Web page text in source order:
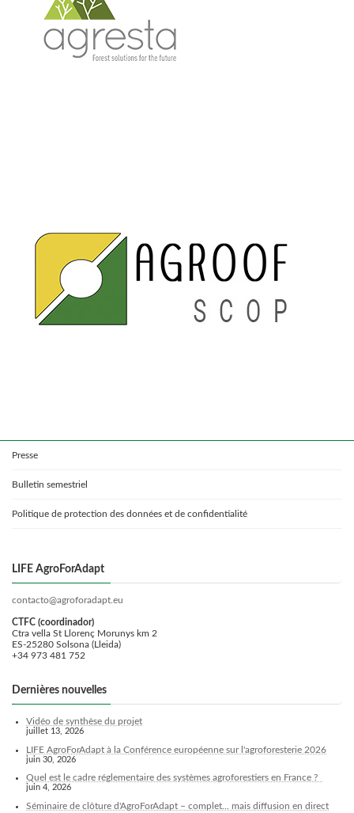
Presse
Bulletin semestriel
Politique de protection des données et de confidentialité
LIFE AgroForAdapt
contacto@agroforadapt.eu
CTFC (coordinador)
Ctra vella St Llorenç Morunys km 2
ES-25280 Solsona (Lleida)
+34 973 481 752
Dernières nouvelles
Vidéo de synthèse du projet
juillet 13, 2026
LIFE AgroForAdapt à la Conférence européenne sur l'agroforesterie 2026
juin 30, 2026
Quel est le cadre réglementaire des systèmes agroforestiers en France ?
juin 4, 2026
Séminaire de clôture d'AgroForAdapt – complet... mais diffusion en direct